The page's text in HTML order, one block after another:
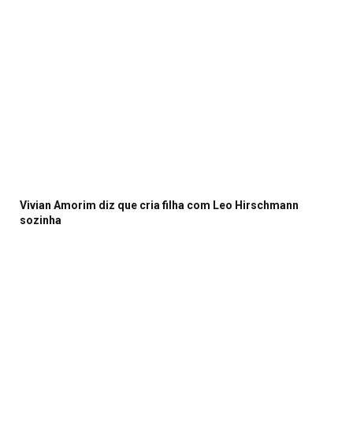
Vivian Amorim diz que cria filha com Leo Hirschmann
sozinha